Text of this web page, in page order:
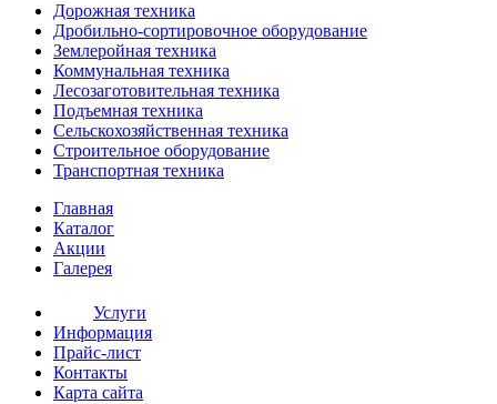
Дорожная техника
Дробильно-сортировочное оборудование
Землеройная техника
Коммунальная техника
Лесозаготовительная техника
Подъемная техника
Сельскохозяйственная техника
Строительное оборудование
Транспортная техника
Главная
Каталог
Акции
Галерея
Услуги
Информация
Прайс-лист
Контакты
Карта сайта